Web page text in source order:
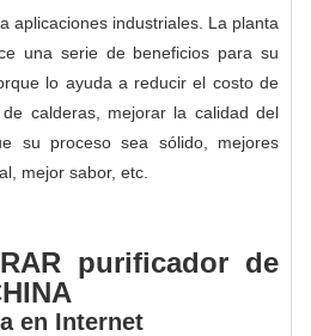
aplicaciones industriales. La planta
una serie de beneficios para su
lo ayuda a reducir el costo de
calderas, mejorar la calidad del
su proceso sea sólido, mejores
mejor sabor, etc.
purificador de
en Internet